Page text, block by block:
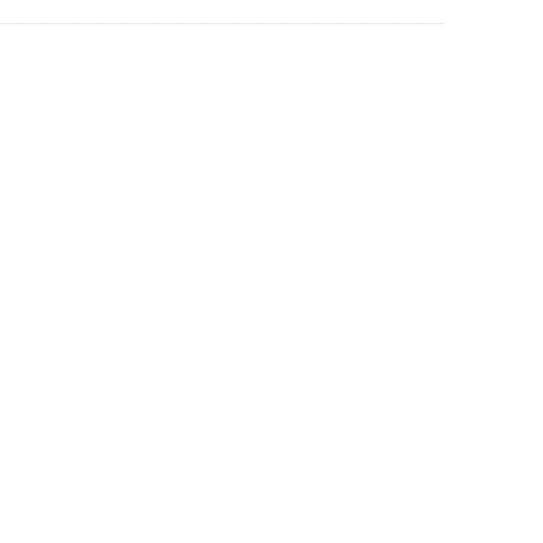
einsehbar und nachträglich nicht änderbar
Themen aus. Sollte keines der Themen
wir Sie über die Statusanzeige sowie per E-Mail
die Benachrichtigungen aktiviert